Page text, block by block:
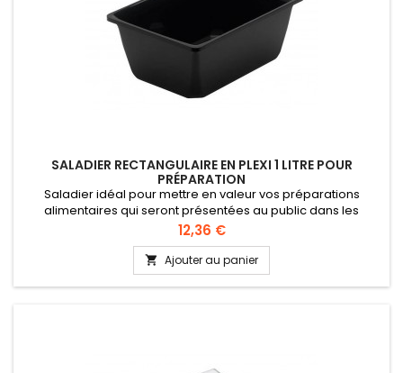
SALADIER RECTANGULAIRE EN PLEXI 1 LITRE POUR
PRÉPARATION
Saladier idéal pour mettre en valeur vos préparations
alimentaires qui seront présentées au public dans les
vitrines. Brillant inaltérable Lavable au lave-vaisselle
Capacité 1litre
Prix
12,36 €
 Ajouter au panier